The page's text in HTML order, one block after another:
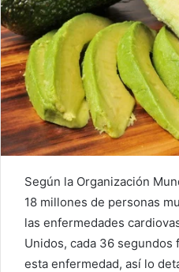
Según la Organización
18 millones de personas
las enfermedades
Unidos, cada 36 segundos
esta enfermedad, así lo